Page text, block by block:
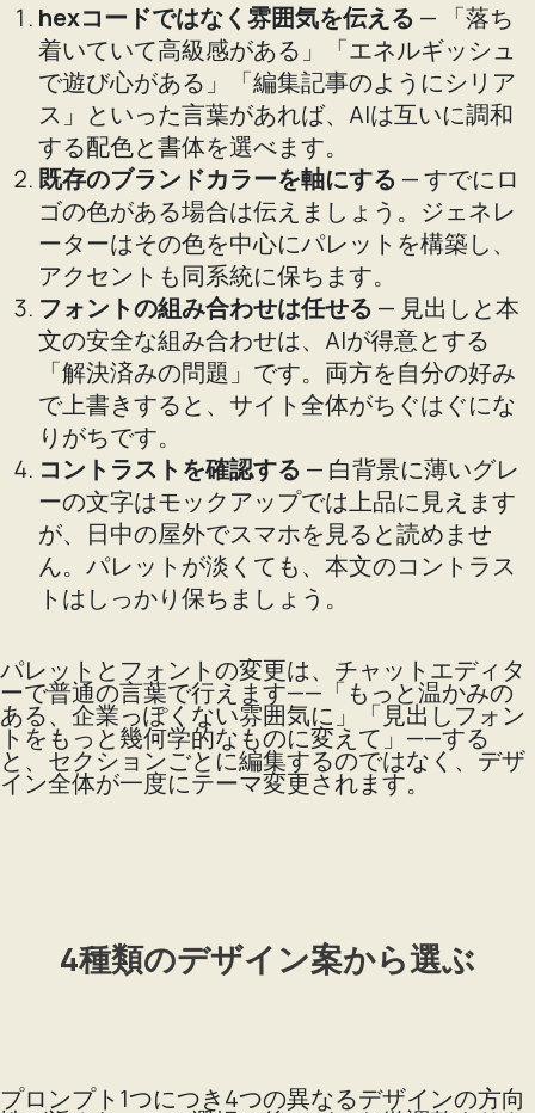
hexコードではなく雰囲気を伝える — 「落ち
着いていて高級感がある」「エネルギッシュ
で遊び心がある」「編集記事のようにシリア
ス」といった言葉があれば、AIは互いに調和
する配色と書体を選べます。
既存のブランドカラーを軸にする — すでにロ
ゴの色がある場合は伝えましょう。ジェネレ
ーターはその色を中心にパレットを構築し、
アクセントも同系統に保ちます。
フォントの組み合わせは任せる — 見出しと本
文の安全な組み合わせは、AIが得意とする
「解決済みの問題」です。両方を自分の好み
で上書きすると、サイト全体がちぐはぐにな
りがちです。
コントラストを確認する — 白背景に薄いグレ
ーの文字はモックアップでは上品に見えます
が、日中の屋外でスマホを見ると読めませ
ん。パレットが淡くても、本文のコントラス
トはしっかり保ちましょう。
パレットとフォントの変更は、チャットエディタ
ーで普通の言葉で行えます——「もっと温かみの
ある、企業っぽくない雰囲気に」「見出しフォン
トをもっと幾何学的なものに変えて」——する
と、セクションごとに編集するのではなく、デザ
イン全体が一度にテーマ変更されます。
4種類のデザイン案から選ぶ
プロンプト1つにつき4つの異なるデザインの方向